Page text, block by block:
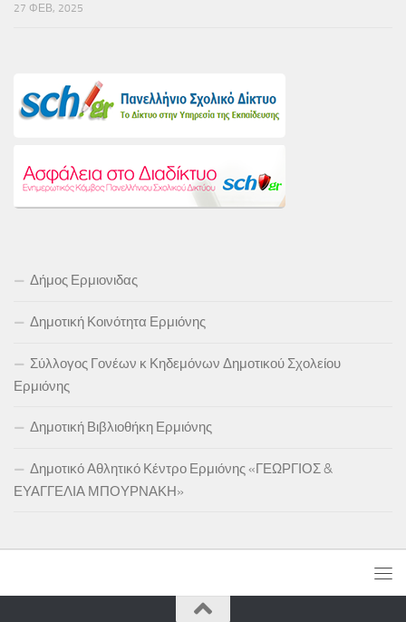
27 ΦΕΒ, 2025
Δήμος Ερμιονιδας
Δημοτική Κοινότητα Ερμιόνης
Σύλλογος Γονέων κ Κηδεμόνων Δημοτικού Σχολείου
Ερμιόνης
Δημοτική Βιβλιοθήκη Ερμιόνης
Δημοτικό Αθλητικό Κέντρο Ερμιόνης «ΓΕΩΡΓΙΟΣ &
ΕΥΑΓΓΕΛΙΑ ΜΠΟΥΡΝΑΚΗ»